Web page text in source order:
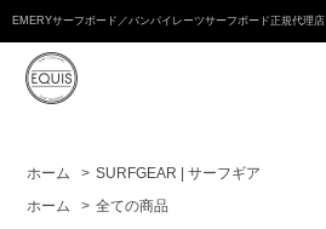
EMERYサーフボード／バンパイレーツサーフボード正規代理
ホーム > SURFGEAR | サーフギア
ホーム
> 全ての商品